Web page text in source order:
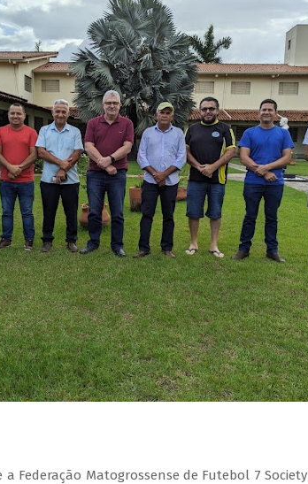
Federação Matogrossense de Futebol 7